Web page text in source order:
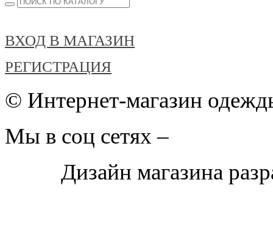
ВХОД В МАГАЗИН
РЕГИСТРАЦИЯ
© Интернет-магазин
Мы в соц сетях –
Дизайн магазина